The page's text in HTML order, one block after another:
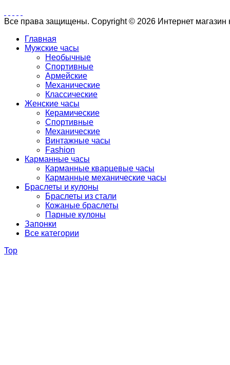
Все права защищены. Copyright © 2026 Интернет магазин
Главная
Мужские часы
Необычные
Спортивные
Армейские
Механические
Классические
Женские часы
Керамические
Спортивные
Механические
Винтажные часы
Fashion
Карманные часы
Карманные кварцевые часы
Карманные механические часы
Браслеты и кулоны
Браслеты из стали
Кожаные браслеты
Парные кулоны
Запонки
Все категории
Top